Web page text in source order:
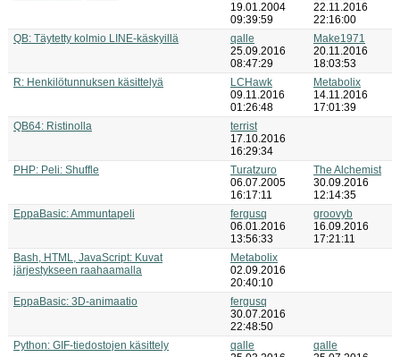
19.01.2004
09:39:59
22.11.2016
22:16:00
QB: Täytetty kolmio LINE-käskyillä
qalle
25.09.2016
08:47:29
Make1971
20.11.2016
18:03:53
R: Henkilötunnuksen käsittelyä
LCHawk
09.11.2016
01:26:48
Metabolix
14.11.2016
17:01:39
QB64: Ristinolla
terrist
17.10.2016
16:29:34
PHP: Peli: Shuffle
Turatzuro
06.07.2005
16:17:11
The Alchemist
30.09.2016
12:14:35
EppaBasic: Ammuntapeli
fergusq
06.01.2016
13:56:33
groovyb
16.09.2016
17:21:11
Bash, HTML, JavaScript: Kuvat
järjestykseen raahaamalla
Metabolix
02.09.2016
20:40:10
EppaBasic: 3D-animaatio
fergusq
30.07.2016
22:48:50
Python: GIF-tiedostojen käsittely
qalle
qalle